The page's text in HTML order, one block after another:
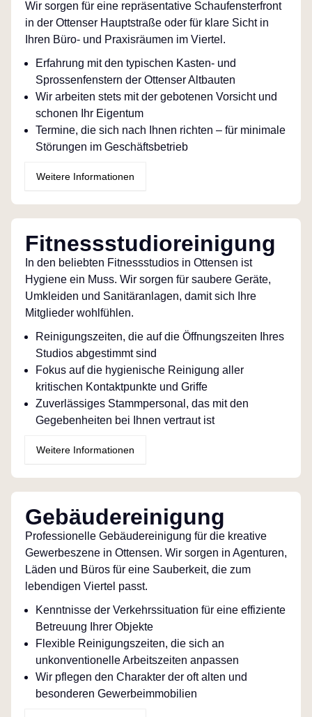
Wir sorgen für eine repräsentative Schaufensterfront
in der Ottenser Hauptstraße oder für klare Sicht in
Ihren Büro- und Praxisräumen im Viertel.
Erfahrung mit den typischen Kasten- und
Sprossenfenstern der Ottenser Altbauten
Wir arbeiten stets mit der gebotenen Vorsicht und
schonen Ihr Eigentum
Termine, die sich nach Ihnen richten – für minimale
Störungen im Geschäftsbetrieb
Weitere Informationen
Fitnessstudioreinigung
In den beliebten Fitnessstudios in Ottensen ist
Hygiene ein Muss. Wir sorgen für saubere Geräte,
Umkleiden und Sanitäranlagen, damit sich Ihre
Mitglieder wohlfühlen.
Reinigungszeiten, die auf die Öffnungszeiten Ihres
Studios abgestimmt sind
Fokus auf die hygienische Reinigung aller
kritischen Kontaktpunkte und Griffe
Zuverlässiges Stammpersonal, das mit den
Gegebenheiten bei Ihnen vertraut ist
Weitere Informationen
Gebäudereinigung
Professionelle Gebäudereinigung für die kreative
Gewerbeszene in Ottensen. Wir sorgen in Agenturen,
Läden und Büros für eine Sauberkeit, die zum
lebendigen Viertel passt.
Kenntnisse der Verkehrssituation für eine effiziente
Betreuung Ihrer Objekte
Flexible Reinigungszeiten, die sich an
unkonventionelle Arbeitszeiten anpassen
Wir pflegen den Charakter der oft alten und
besonderen Gewerbeimmobilien